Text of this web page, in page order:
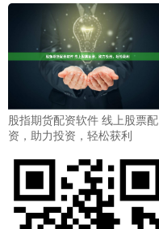
股指期货配资软件 线上股票配
资，助力投资，轻松获利